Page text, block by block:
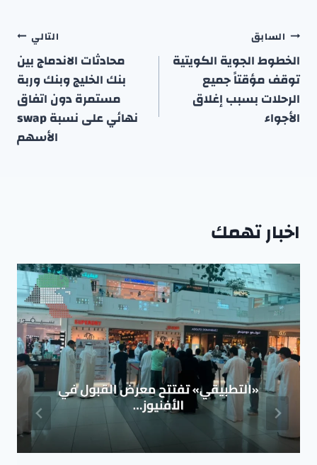
تصفّح
المقالات
السابق
الخطوط الجوية الكويتية
توقف مؤقتاً جميع
الرحلات بسبب إغلاق
الأجواء
التالي
محادثات الاندماج بين
بنك الخليج وبنك وربة
مستمرة دون اتفاق
نهائي على نسبة swap
الأسهم
اخبار تهمك